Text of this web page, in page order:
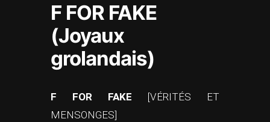
F FOR FAKE
(Joyaux
grolandais)
F FOR FAKE [VÉRITÉS ET
MENSONGES]